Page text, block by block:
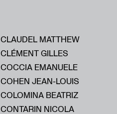
CLAUDEL MATTHEW
CLÉMENT GILLES
COCCIA EMANUELE
COHEN JEAN-LOUIS
COLOMINA BEATRIZ
CONTARIN NICOLA